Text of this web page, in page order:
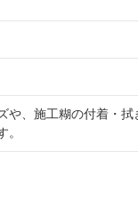
、施工糊の付着・拭